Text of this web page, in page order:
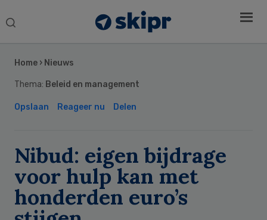
Search
Home › Nieuws
Thema: Beleid en management
Opslaan Reageer nu Delen
Nibud: eigen bijdrage
voor hulp kan met
honderden euro’s
Sidebar